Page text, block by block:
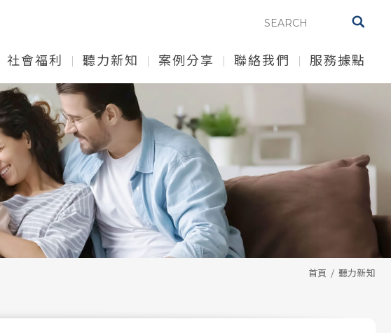
社會福利 聽力新知 案例分享 聯絡我們 服務據點
首頁 聽力新知